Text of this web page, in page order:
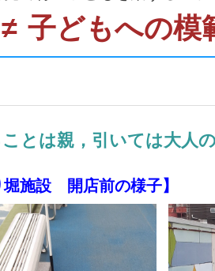
子どもへの模
とは親，引いては大人の
堀施設 開店前の様子】